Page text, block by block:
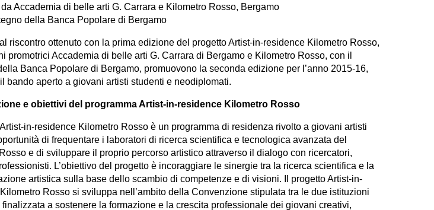
Accademia di belle arti G. Carrara e Kilometro Rosso, Bergamo
della Banca Popolare di Bergamo
riscontro ottenuto con la prima edizione del progetto Artist-in-residence Kilometro Rosso,
promotrici Accademia di belle arti G. Carrara di Bergamo e Kilometro Rosso, con il
Banca Popolare di Bergamo, promuovono la seconda edizione per l’anno 2015-16,
bando aperto a giovani artisti studenti e neodiplomati.
e obiettivi del programma Artist-in-residence Kilometro Rosso
Artist-in-residence Kilometro Rosso è un programma di residenza rivolto a giovani artisti
di frequentare i laboratori di ricerca scientifica e tecnologica avanzata del
e di sviluppare il proprio percorso artistico attraverso il dialogo con ricercatori,
L’obiettivo del progetto è incoraggiare le sinergie tra la ricerca scientifica e la
artistica sulla base dello scambio di competenze e di visioni. Il progetto Artist-in-
Rosso si sviluppa nell’ambito della Convenzione stipulata tra le due istituzioni
finalizzata a sostenere la formazione e la crescita professionale dei giovani creativi,